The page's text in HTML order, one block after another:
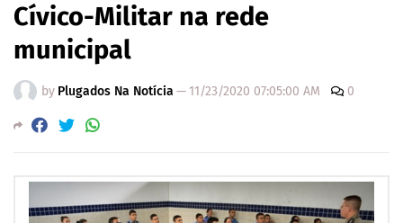
Cívico-Militar na rede
municipal
by Plugados Na Notícia — 11/23/2020 07:05:00 AM 0